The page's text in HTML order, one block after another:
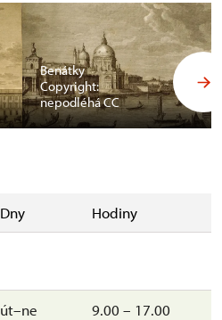
Benátky
Copyright:
nepodléhá CC
Dny Hodiny
út–ne 9.00 – 17.00